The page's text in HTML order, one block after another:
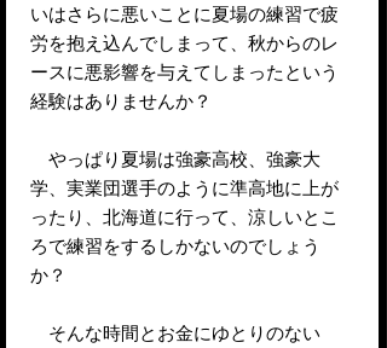
いはさらに悪いことに夏場の練習で疲
労を抱え込んでしまって、秋からのレ
ースに悪影響を与えてしまったという
経験はありませんか？
やっぱり夏場は強豪高校、強豪大
学、実業団選手のように準高地に上が
ったり、北海道に行って、涼しいとこ
ろで練習をするしかないのでしょう
か？
そんな時間とお金にゆとりのない